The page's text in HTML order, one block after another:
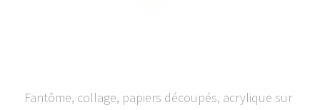
Fantôme, collage, papiers découpés, acrylique sur